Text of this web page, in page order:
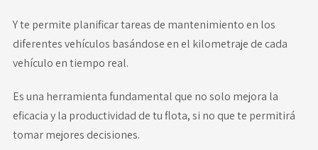
Y te permite planificar tareas de mantenimiento en los
diferentes vehículos basándose en el kilometraje de cada
vehículo en tiempo real.
Es una herramienta fundamental que no solo mejora la
eficacia y la productividad de tu flota, si no que te permitirá
tomar mejores decisiones.